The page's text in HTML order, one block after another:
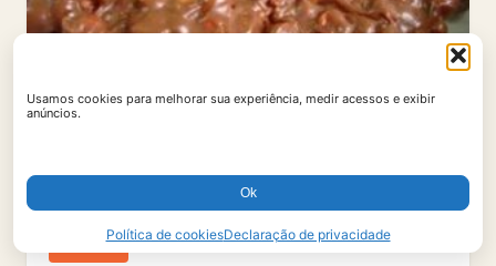
Usamos cookies para melhorar sua experiência, medir acessos e exibir
anúncios.
Ok
Política de cookiesDeclaração de privacidade
DOCES